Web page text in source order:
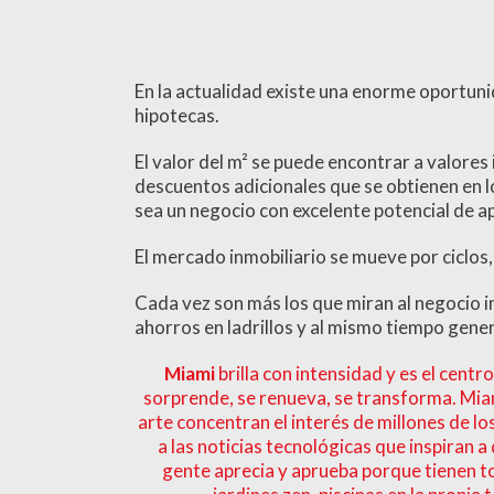
En la actualidad existe una enorme
hipotecas.
El valor del m² se puede encontrar a
descuentos adicionales que se obtienen
sea un negocio con excelente potencial de
El mercado inmobiliario se mueve por
Cada vez son más los que miran al
ahorros en ladrillos y al mismo tiempo
Miamibrilla con intensidad y es el
sorprende, se renueva, se transforma.
arte concentran el interés de millones de
a las noticias tecnológicas que inspiran
gente aprecia y aprueba porque tienen